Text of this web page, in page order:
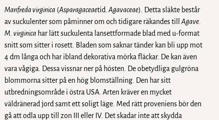
Manfreda virginica(Asparagaceaetid. Agavaceae). Detta släkte består
av suckulenter som påminner om och tidigare räkandes till Agave.
M. virginicahar lätt suckulenta lansettformade blad med u-format
snitt som sitter i rosett. Bladen som saknar tänder kan bli upp mot
4 dm långa och har ibland dekorativa mörka fläckar. De kan även
vara vågiga. Dessa vissnar ner på hösten. De obetydliga gulgröna
blommorna sitter på en hög blomställning. Den har sitt
utbredningsområde i östra USA. Arten kräver en mycket
väldränerad jord samt ett soligt läge. Med rätt proveniens bör den
gå att odla upp till zon III eller IV. Det skadar inte att skydda